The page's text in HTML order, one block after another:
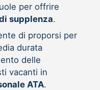
per offrire
supplenza.
di proporsi per
durata
delle
vacanti in
ATA.